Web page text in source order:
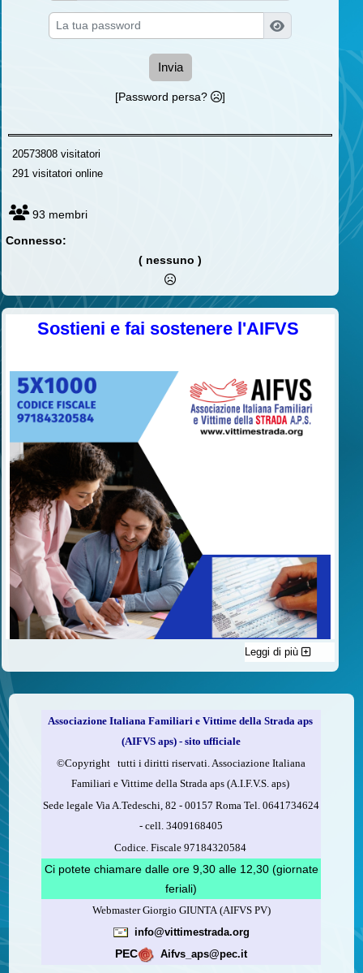
Invia
[Password persa? ]
20573808 visitatori
291 visitatori online
93 membri
Connesso:
( nessuno )
Sostieni e fai sostenere l'AIFVS
C'è un modo di contribuire alle attività dell’A.I.F.V.S. a favore
delle vittime della strada e per dare giustizia ai superstiti ed ai
loro familiari che non costa nulla: devolvere il 5 per mille della
Compila la scheda CUD o del modello 730.
Firma nel riquadro indicato come “Sostegno delle
organizzazioni non lucrative di utilità sociale, delle associazioni
Indica nel riquadro il codice fiscale dell’A.I.F.V.S.:
97184320584
Leggi come fare
(versione stampabile)
Leggi di più
Associazione Italiana Familiari e Vittime della Strada aps
(AIFVS aps) - sito ufficiale
©​Copyright tutti i diritti riservati. Associazione Italiana
Familiari e Vittime della Strada aps (A.I.F.V.S. aps)
Sede legale Via A.Tedeschi, 82 - 00157 Roma Tel. 0641734624
-cell.3409168405
Codice. Fiscale 97184320584
Ci potete chiamare dalle ore 9,30 alle 12,30 (giornate
feriali)
Webmaster Giorgio GIUNTA (AIFVS PV)
info@vittimestrada.org
PEC Aifvs_aps@pec.it